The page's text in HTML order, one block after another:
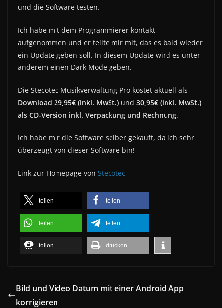
und die Software testen.
Ich habe mit dem Programmierer kontakt
aufgenommen und er teilte mir mit, das es bald wieder
ein Update geben soll. In diesem Update wird es unter
anderem einen Dark Mode geben.
Die Stecotec Musikverwaltung Pro kostet aktuell als
Download 29,95€ (inkl. MwSt.) und 30,95€ (inkl. MwSt.)
als CD-Version inkl. Verpackung und Rechnung.
Ich habe mir die Software selber gekauft, da ich sehr
überzeugt von dieser Software bin!
Link zur Homepage von Stecotec
teilen teilen
teilen teilen
teilen drucken
Bild und Video Datum mit einer Android App
korrigieren